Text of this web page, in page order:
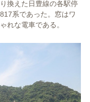
換えた日豊線の各駅停
系であった。窓はワ
れな電車である。